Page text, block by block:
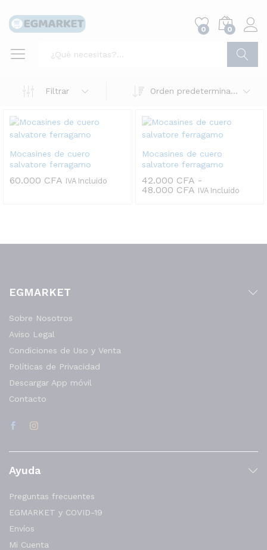
0 0
Filtrar
Orden predeterminado
Mocasines de cuero
salvatore ferragamo
60.000 CFA IVA Incluido
Mocasines de cuero
salvatore ferragamo
42.000 CFA -
48.000 CFARango
48.000 CFA
IVA Incluido
EGMARKET
Sobre Nosotros
Aviso Legal
Condiciones de Uso y Venta
Políticas de Privacidad
Descargar App móvil
Contacto
Ayuda
Preguntas frecuentes
EGMARKET y COVID-19
Envíos
Mi Cuenta